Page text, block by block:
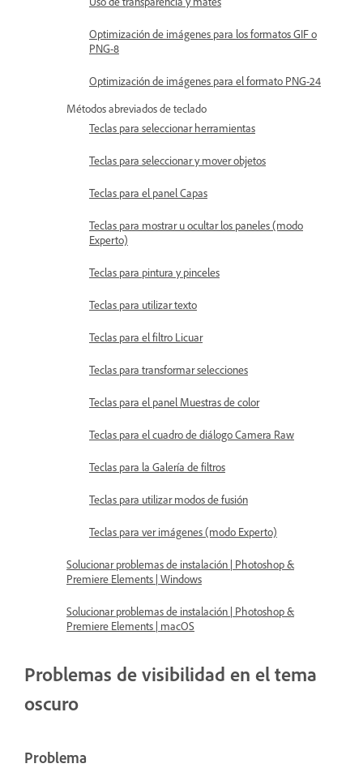
Optimización de imágenes para los formatos GIF o
PNG-8
Optimización de imágenes para el formato PNG-24
Métodos abreviados de teclado
Teclas para seleccionar herramientas
Teclas para seleccionar y mover objetos
Teclas para el panel Capas
Teclas para mostrar u ocultar los paneles (modo
Experto)
Teclas para pintura y pinceles
Teclas para utilizar texto
Teclas para el filtro Licuar
Teclas para transformar selecciones
Teclas para el panel Muestras de color
Teclas para el cuadro de diálogo Camera Raw
Teclas para la Galería de filtros
Teclas para utilizar modos de fusión
Teclas para ver imágenes (modo Experto)
Solucionar problemas de instalación | Photoshop &
Premiere Elements | Windows
Solucionar problemas de instalación | Photoshop &
Premiere Elements | macOS
Problemas de visibilidad en el tema
oscuro
Problema